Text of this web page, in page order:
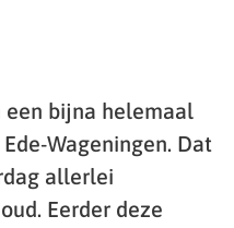
een bijna helemaal
Wageningen. Dat
allerlei
Eerder deze